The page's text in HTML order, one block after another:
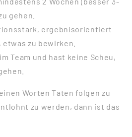
gehen.
ergebnisorientiert
zu bewirken.
Team und hast keine Scheu,
Worten Taten folgen zu
zu werden, dann ist das